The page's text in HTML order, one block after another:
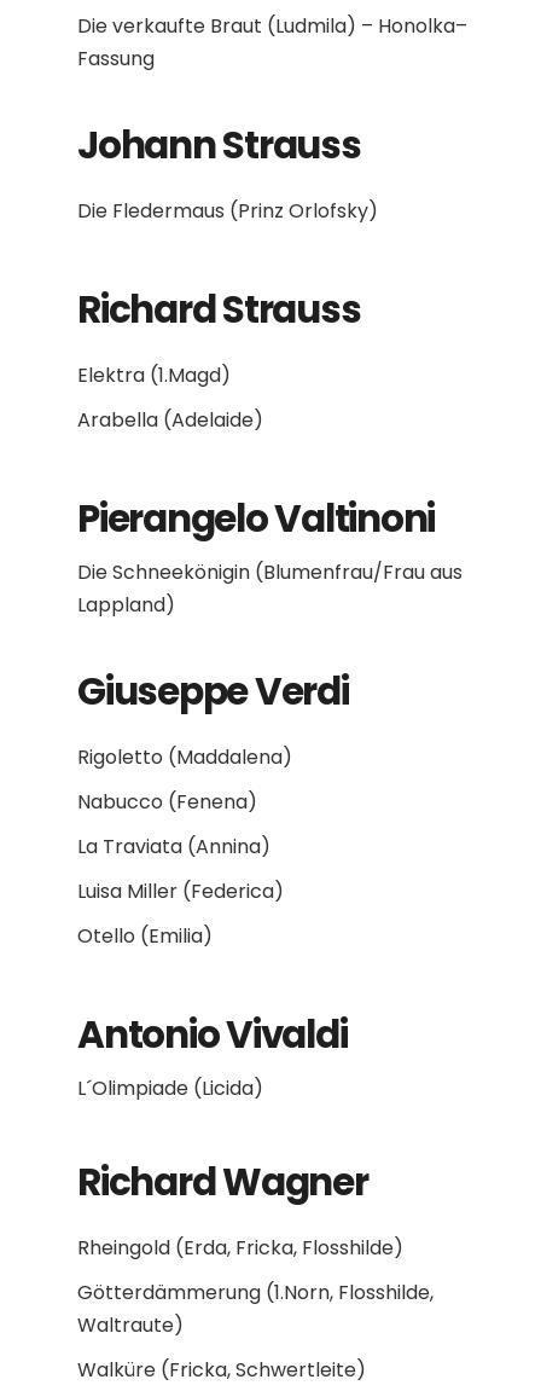
Die verkaufte Braut (Ludmila) – Honolka–
Fassung
Johann Strauss
Die Fledermaus (Prinz Orlofsky)
Richard Strauss
Elektra (1.Magd)
Arabella (Adelaide)
Pierangelo Valtinoni
Die Schneekönigin (Blumenfrau/Frau aus
Lappland)
Giuseppe Verdi
Rigoletto (Maddalena)
Nabucco (Fenena)
La Traviata (Annina)
Luisa Miller (Federica)
Otello (Emilia)
Antonio Vivaldi
L´Olimpiade (Licida)
Richard Wagner
Rheingold (Erda, Fricka, Flosshilde)
Götterdämmerung (1.Norn, Flosshilde,
Waltraute)
Walküre (Fricka, Schwertleite)